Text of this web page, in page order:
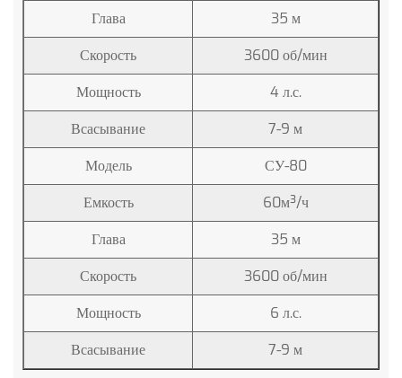
Глава
35 м
Скорость
3600 об/мин
Мощность
4 л.с.
Всасывание
7-9 м
Модель
СУ-80
Емкость
60м³/ч
Глава
35 м
Скорость
3600 об/мин
Мощность
6 л.с.
Всасывание
7-9 м